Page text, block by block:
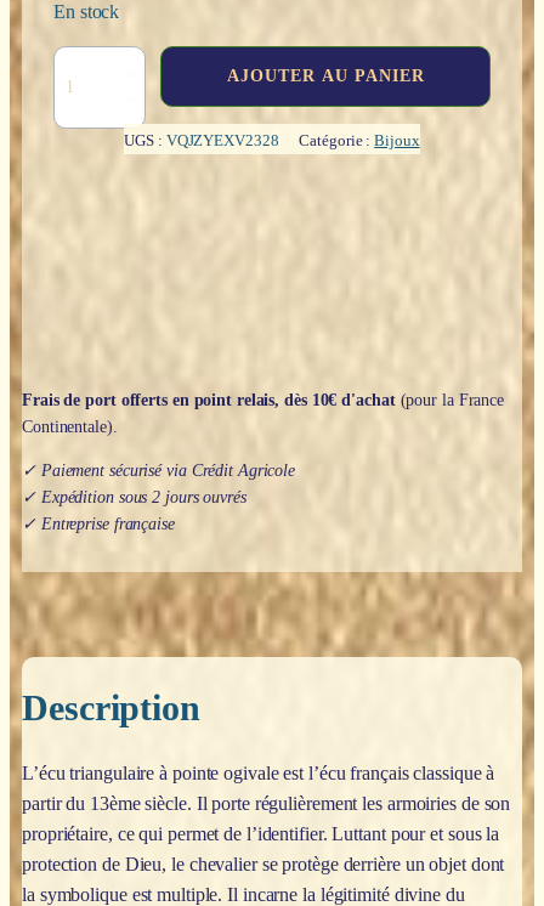
En stock
AJOUTER AU PANIER
UGS : VQJZYEXV2328 Catégorie :Bijoux
Frais de port offerts en point relais, dès 10€ d'achat(pour la France
Continentale).
✓ Paiement sécurisé via Crédit Agricole
✓ Expédition sous 2 jours ouvrés
✓ Entreprise française
Description
L’écu triangulaire à pointe ogivale est l’écu français classique à
partir du 13ème siècle. Il porte régulièrement les armoiries de son
propriétaire, ce qui permet de l’identifier. Luttant pour et sous la
protection de Dieu, le chevalier se protège derrière un objet dont
la symbolique est multiple. Il incarne la légitimité divine du